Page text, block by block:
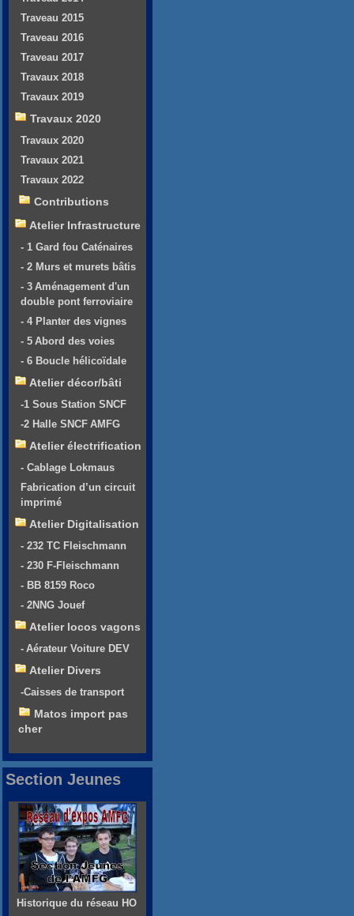
Traveau 2015
Traveau 2016
Traveau 2017
Travaux 2018
Travaux 2019
Travaux 2020
Travaux 2020
Travaux 2021
Travaux 2022
Contributions
Atelier Infrastructure
- 1 Gard fou Caténaires
- 2 Murs et murets bâtis
- 3 Aménagement d'un
double pont ferroviaire
- 4 Planter des vignes
- 5 Abord des voies
- 6 Boucle hélicoïdale
Atelier décor/bâti
-1 Sous Station SNCF
-2 Halle SNCF AMFG
Atelier électrification
- Cablage Lokmaus
Fabrication d’un circuit
imprimé
Atelier Digitalisation
- 232 TC Fleischmann
- 230 F-Fleischmann
- BB 8159 Roco
- 2NNG Jouef
Atelier locos vagons
- Aérateur Voiture DEV
Atelier Divers
-Caisses de transport
Matos import pas
cher
Section Jeunes
Historique du réseau HO